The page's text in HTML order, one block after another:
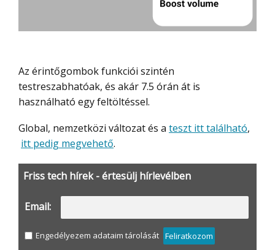
Az érintőgombok funkciói szintén
testreszabhatóak, és akár 7.5 órán át is
használható egy feltöltéssel.
Global, nemzetközi változat és a teszt itt található,
itt pedig megvehető.
Friss tech hírek - értesülj hírlevélben
Email:
Engedélyezem adataim tárolását Feliratkozom